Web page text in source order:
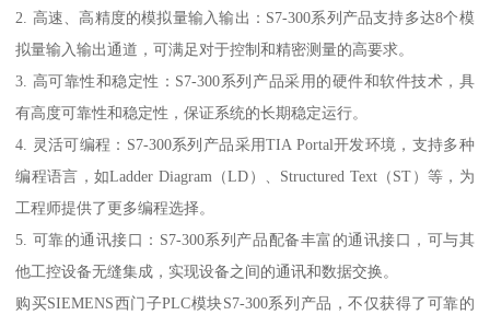
2. 高速、高精度的模拟量输入输出：S7-300系列产品支持多达8个模
拟量输入输出通道，可满足对于控制和精密测量的高要求。
3. 高可靠性和稳定性：S7-300系列产品采用的硬件和软件技术，具
有高度可靠性和稳定性，保证系统的长期稳定运行。
4. 灵活可编程：S7-300系列产品采用TIA Portal开发环境，支持多种
编程语言，如Ladder Diagram（LD）、Structured Text（ST）等，为
工程师提供了更多编程选择。
5. 可靠的通讯接口：S7-300系列产品配备丰富的通讯接口，可与其
他工控设备无缝集成，实现设备之间的通讯和数据交换。
购买SIEMENS西门子PLC模块S7-300系列产品，不仅获得了可靠的